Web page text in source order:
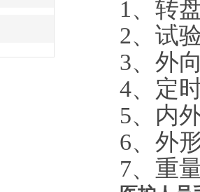
1 、转
2、试
3、外
4、定
5、内
6、外
7、重